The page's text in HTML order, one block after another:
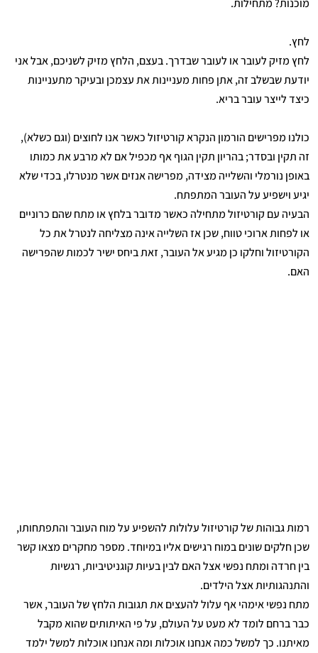
מוכנות? מתחילות.
לחץ.
לחץ מזיק לעובר או לעובר שבדרך. בעצם, הלחץ מזיק לשניכם, אבל אני
יודעת שבשלב זה, אתן פחות מעניינות את עצמכן ובעיקר מתעניינות
כיצד לייצר עובר בריא.
כולנו מפרישים הורמון הנקרא קורטיזול כאשר אנו לחוצים (וגם כשלא),
זה תקין ובסדר; בהריון תקין הגוף אף מכפיל אם לא מרבע את כמותו
באופן נורמלי והשלייה מצידה, מפרישה אנזים אשר מנטרלו, בכדי שלא
יגיע וישפיע על העובר המתפתח.
הבעיה עם קורטיזול מתחילה כאשר מדובר בלחץ או מתח שהם כרוניים
או לפחות ארוכי טווח, שכן אז השלייה אינה מצליחה לנטרל את כל
הקורטיזול וחלקו כן מגיע אל העובר, זאת ביחס ישיר לכמות שהפרישה
האם.
רמות גבוהות של קורטיזול עלולות להשפיע על מוח העובר והתפתחותו,
שכן חלקים שונים במוח רגישים אליו במיוחד. מספר מחקרים מצאו קשר
בין חרדה ומתח נפשי אצל האם לבין בעיות קוגניטיביות, רגשיות
והתנהגותיות אצל הילדים.
מתח נפשי אימהי אף עלול להעצים את תגובות הלחץ של העובר, אשר
כבר ברחם לומד לא מעט על העולם, על פי האיתותים שהוא מקבל
מאיתנו. כך למשל כמה אנחנו אוכלות ומה אנחנו אוכלות למשל ילמד